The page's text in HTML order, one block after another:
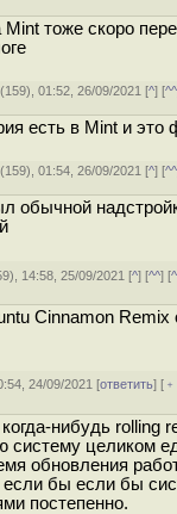
Mint тоже скоро
(159), 01:52, 26/09/2021 [^] [^^
есть в Mint и это
(159), 01:54, 26/09/2021 [^] [^^
обычной
), 14:58, 25/09/2021 [^] [^^] [
Cinnamon
24/09/2021 [ответить] [
нибудь rolling
систему целиком
обновления
бы если бы
постепенно.